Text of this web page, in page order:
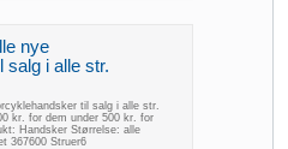
nye
salg i alle str.
til salg i alle str.
kr. for dem under 500 kr. for
Handsker Størrelse: alle
367600 Struer6